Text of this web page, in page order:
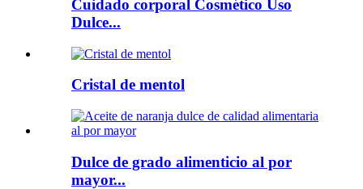
Cuidado corporal Cosmético Uso
Dulce...
Cristal de mentol
Dulce de grado alimenticio al por
mayor...